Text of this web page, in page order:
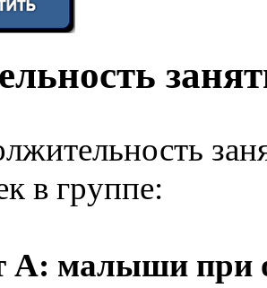
в группе:
А: малыши при